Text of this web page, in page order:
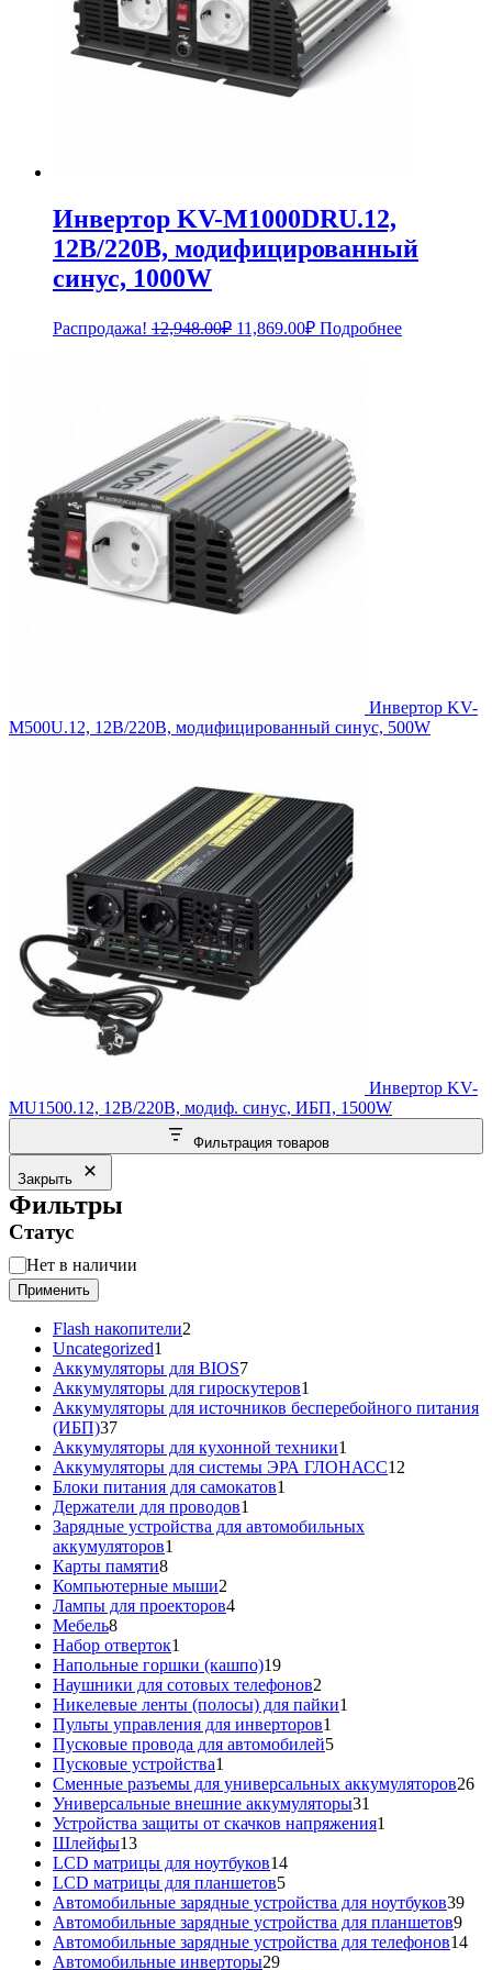
Инвертор KV-M1000DRU.12,
12В/220В, модифицированный
синус, 1000W
Распродажа! 12,948.00₽ Первоначальная
11,869.00₽Текущая
цена:
Подробнее
Инвертор KV-
M500U.12, 12В/220В, модифицированный синус, 500W
Инвертор KV-
MU1500.12, 12В/220В, модиф. синус, ИБП, 1500W
Фильтрация товаров
Закрыть
Фильтры
Статус
Статус
Нет в наличии
Применить
Flash накопители2
Uncategorized1
товар
Аккумуляторы для BIOS77
товаров
Аккумуляторы для гироскутеров1
товар
Аккумуляторы для источников бесперебойного питания
(ИБП)3737
товаров
Аккумуляторы для кухонной техники1
товар
Аккумуляторы для системы ЭРА ГЛОНАСС12
Блоки питания для самокатов1
Держатели для проводов1
товар
Зарядные устройства для автомобильных
аккумуляторов1
Карты памяти88
товаров
Компьютерные мыши2
товара
Лампы для проекторов44
Мебель88
товаров
Набор отверток1
товар
Напольные горшки (кашпо)1919
товаров
Наушники для сотовых телефонов2
товара
Никелевые ленты (полосы) для пайки1
Пульты управления для инверторов1
товар
Пусковые провода для автомобилей55
Пусковые устройства1
товар
Сменные разъемы для универсальных аккумуляторов2626
Универсальные внешние аккумуляторы31
товар
Устройства защиты от скачков напряжения1
Шлейфы1313
товаров
LCD матрицы для ноутбуков1414
LCD матрицы для планшетов55
товаров
Автомобильные зарядные устройства для ноутбуков3939
Автомобильные зарядные устройства для планшетов99
Автомобильные зарядные устройства для телефонов1414
Автомобильные инверторы2929